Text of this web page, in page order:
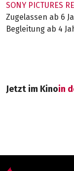
SONY PICTURES
Zugelassen ab 6
Begleitung ab 4
Jetzt im Kinoin